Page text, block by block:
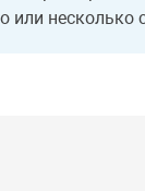
или несколько